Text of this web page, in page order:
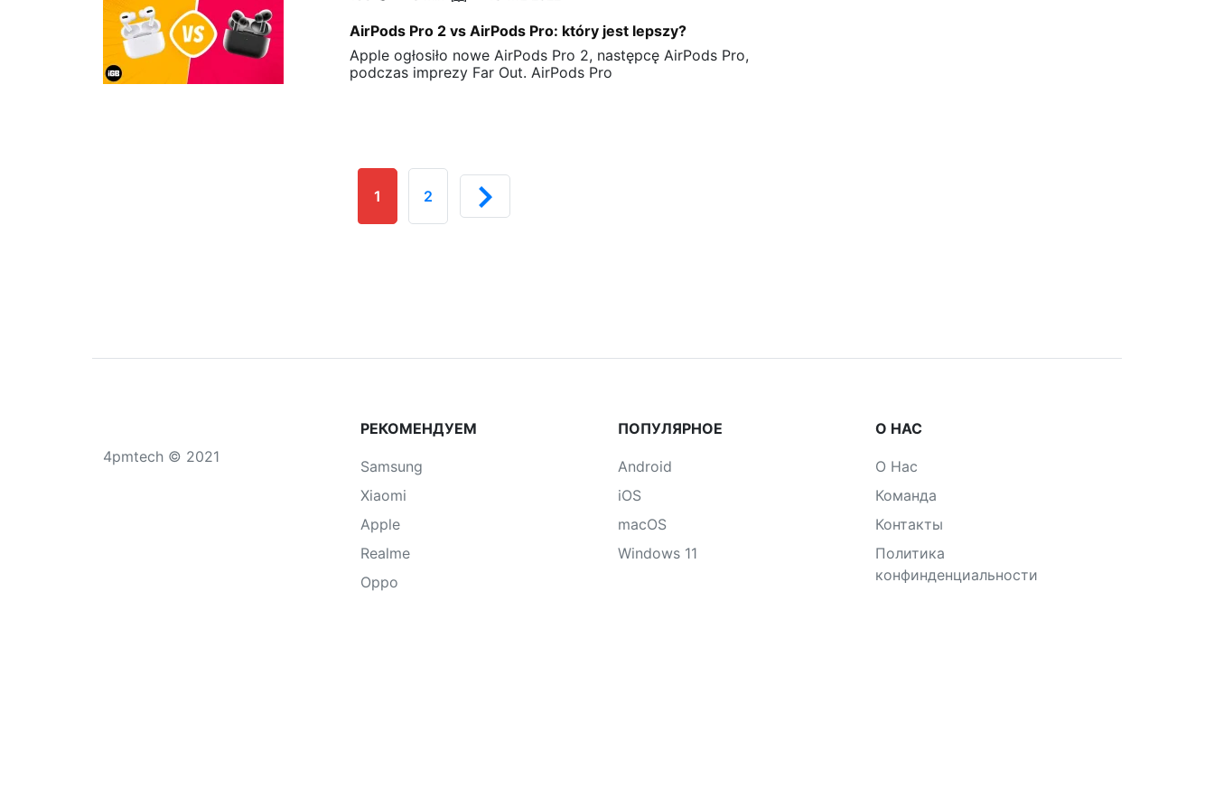
AirPods Pro 2 vs AirPods Pro: który jest lepszy?
Apple ogłosiło nowe AirPods Pro 2, następcę AirPods Pro,
podczas imprezy Far Out. AirPods Pro
1 2
4pmtech © 2021
РЕКОМЕНДУЕМ
Samsung
Xiaomi
Apple
Realme
Oppo
ПОПУЛЯРНОЕ
Android
iOS
macOS
Windows 11
О НАС
О Нас
Команда
Контакты
Политика
конфинденциальности